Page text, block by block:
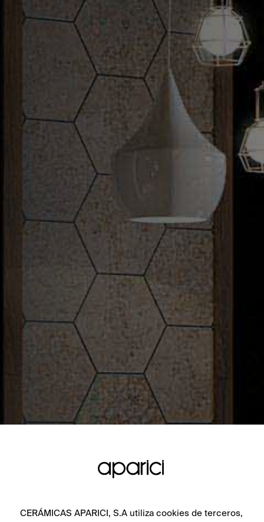
CERÁMICAS APARICI, S.A utiliza cookies de terceros,